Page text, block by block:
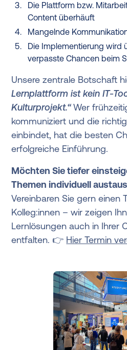
Die Plattform bzw.
Content überhäuft
Mangelnde
Die Implementierung wird
verpasste Chancen beim
Unsere zentrale Botschaft
Lernplattform ist kein IT-
Kulturprojekt.“Wer
kommuniziert und die
einbindet, hat die besten
erfolgreiche Einführung.
Möchten Sie tiefer
Themen individuell
Vereinbaren Sie gern einen
Kolleg:innen – wir zeigen
Lernlösungen auch in Ihrer
entfalten. 👉 Hier Termin